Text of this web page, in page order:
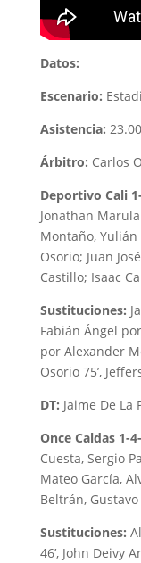
Datos:
Escenario:
Asistencia:
Árbitro: Carlos
Deportivo Cali
Jonathan
Montaño,
Osorio; Juan
Castillo; Isaac
Sustituciones:
Fabián Ángel
por Alexander
Osorio 75’,
DT: Jaime De La
Once Caldas 1-
Cuesta, Sergio
Mateo García,
Beltrán,
Sustituciones:
46’, John Deivy